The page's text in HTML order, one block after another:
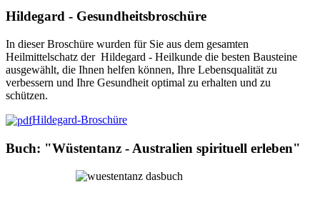
Hildegard - Gesundheitsbroschüre
In dieser Broschüre wurden für Sie aus dem gesamten
Heilmittelschatz der Hildegard - Heilkunde die besten Bausteine
ausgewählt, die Ihnen helfen können, Ihre Lebensqualität zu
verbessern und Ihre Gesundheit optimal zu erhalten und zu
schützen.
Hildegard-Broschüre
Buch: "Wüstentanz - Australien spirituell erleben"